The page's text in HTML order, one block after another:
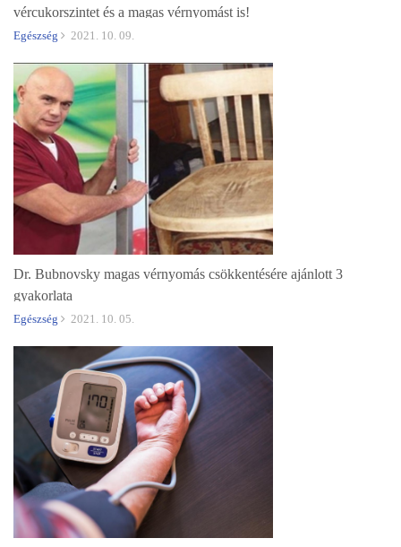
vércukorszintet és a magas vérnyomást is!
Egészség 2021. 10. 09.
Dr. Bubnovsky magas vérnyomás csökkentésére ajánlott 3
gyakorlata
Egészség 2021. 10. 05.